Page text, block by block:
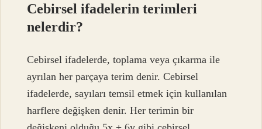
Cebirsel ifadelerin terimleri
nelerdir?
Cebirsel ifadelerde, toplama veya çıkarma ile
ayrılan her parçaya terim denir. Cebirsel
ifadelerde, sayıları temsil etmek için kullanılan
harflere değişken denir. Her terimin bir